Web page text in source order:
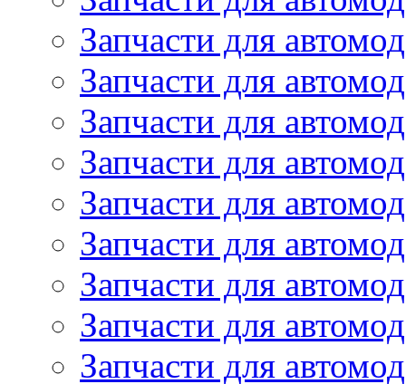
Запчасти для
Запчасти для
Запчасти для
Запчасти для
Запчасти для
Запчасти для
Запчасти для
Запчасти для
Запчасти для